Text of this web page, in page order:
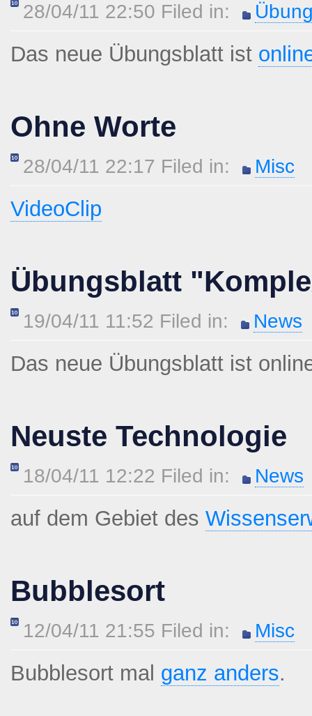
28/04/11 22:50 Filed in:
Das neue Übungsblatt ist
Ohne Worte
28/04/11 22:17 Filed in: Misc
VideoClip
Übungsblatt
19/04/11 11:52 Filed in: News
Das neue Übungsblatt ist
Neuste Technologie
18/04/11 12:22 Filed in: News
auf dem Gebiet des
Bubblesort
12/04/11 21:55 Filed in: Misc
Bubblesort mal ganz anders.